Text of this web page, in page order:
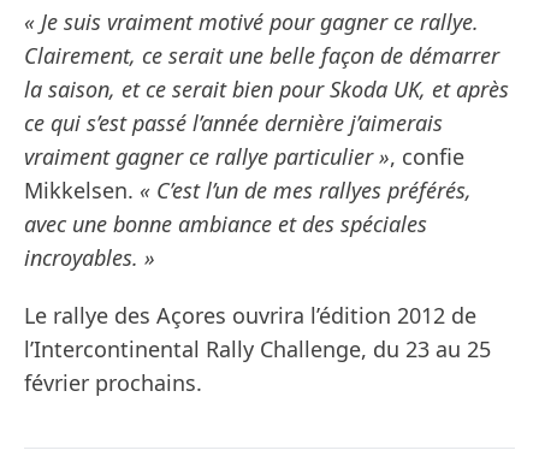
« Je suis vraiment motivé pour gagner ce rallye.
Clairement, ce serait une belle façon de démarrer
la saison, et ce serait bien pour Skoda UK, et après
ce qui s’est passé l’année dernière j’aimerais
vraiment gagner ce rallye particulier », confie
Mikkelsen. « C’est l’un de mes rallyes préférés,
avec une bonne ambiance et des spéciales
incroyables. »
Le rallye des Açores ouvrira l’édition 2012 de
l’Intercontinental Rally Challenge, du 23 au 25
février prochains.